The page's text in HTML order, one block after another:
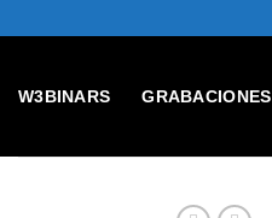
W3BINARS GRABACIONES